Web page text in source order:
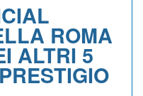
ROMA
ALTRI 5